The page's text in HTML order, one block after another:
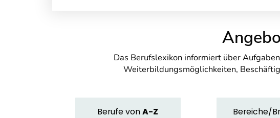
Das Berufslexikon informiert über
Weiterbildungsmöglichkeiten,
BerufevonA-Z Bereiche/